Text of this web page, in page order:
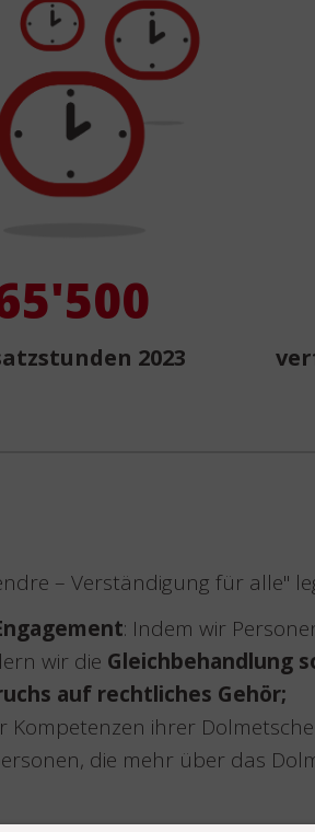
2023
– Verständigung für alle"
: Indem wir
wir die Gleichbehandlung
auf rechtliches Gehör;
Kompetenzen ihrer
die mehr über das